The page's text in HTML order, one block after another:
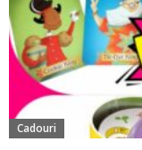
Cadouri